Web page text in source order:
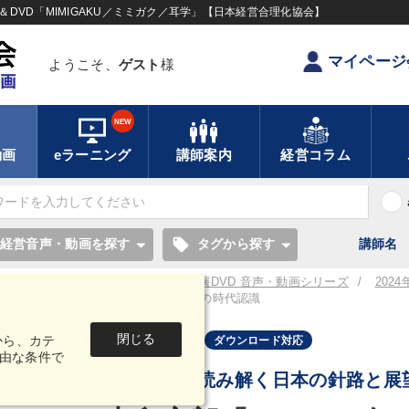
「MIMIGAKU／ミミガク／耳学」【日本経営合理化協会】
ようこそ、 ゲスト 様 マイペー
eラーニング
NEW
講師案内 経営コラム
、カテ
な条件で
閉じる
経営音声・動画を探す local_offer タグから探す 講師名
】全国経営者セミナー講演CD・講演DVD 音声・動画シリーズ
2024
寺島実郎「２０２４年・夏」の時代認識
音声・動画 ダウンロード対応
定点観測で読み解く日本の針路